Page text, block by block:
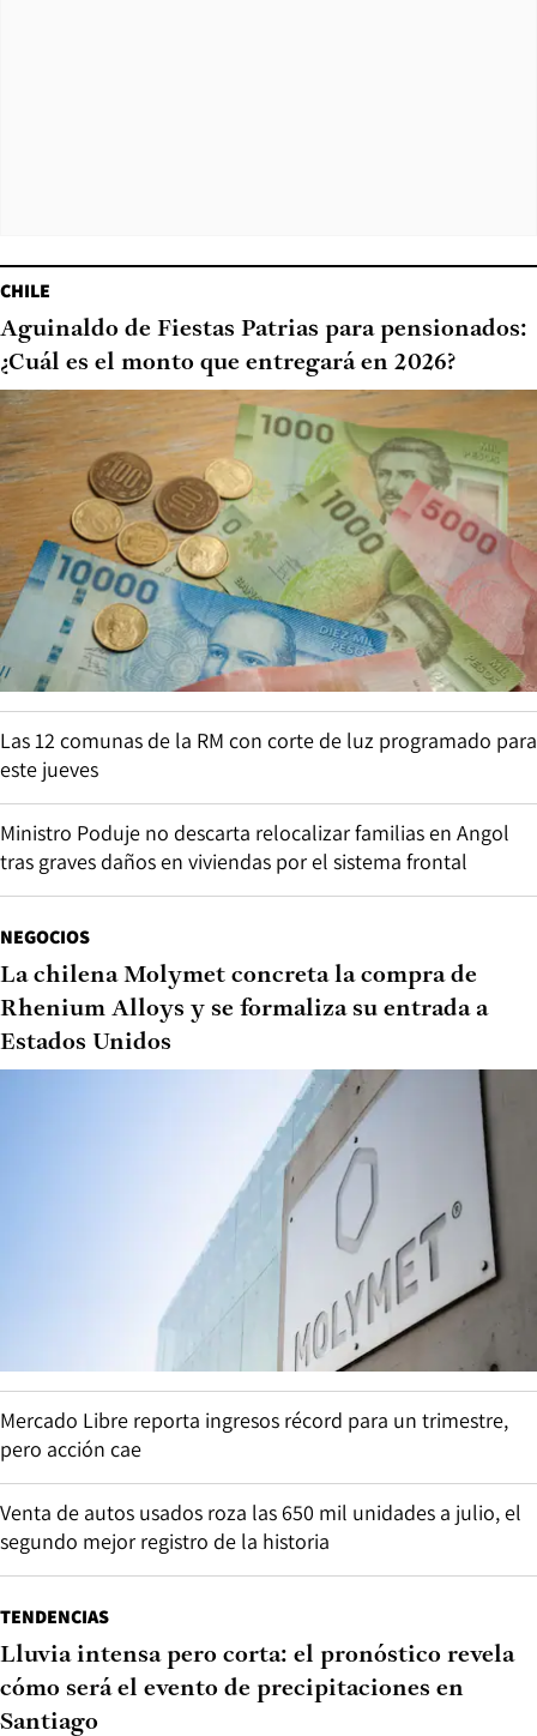
CHILE
Aguinaldo de Fiestas Patrias para pensionados:
¿Cuál es el monto que entregará en 2026?
Las 12 comunas de la RM con corte de luz programado para
este jueves
Ministro Poduje no descarta relocalizar familias en Angol
tras graves daños en viviendas por el sistema frontal
NEGOCIOS
La chilena Molymet concreta la compra de
Rhenium Alloys y se formaliza su entrada a
Estados Unidos
Mercado Libre reporta ingresos récord para un trimestre,
pero acción cae
Venta de autos usados roza las 650 mil unidades a julio, el
segundo mejor registro de la historia
TENDENCIAS
Lluvia intensa pero corta: el pronóstico revela
cómo será el evento de precipitaciones en
Santiago